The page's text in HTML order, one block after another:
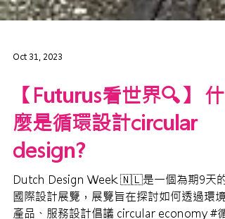
Oct 31, 2023
【Futurus看世界🔍】 什
麼是循環設計circular
design?